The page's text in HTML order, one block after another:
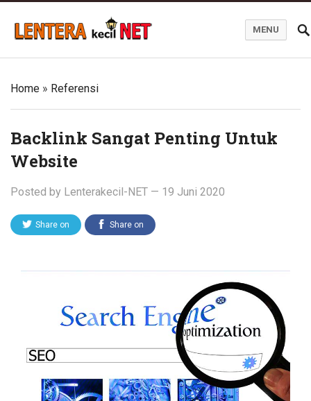
MENU
Home » Referensi
Backlink Sangat Penting Untuk
Website
Posted by Lenterakecil-NET — 19 Juni 2020
Share on Share on